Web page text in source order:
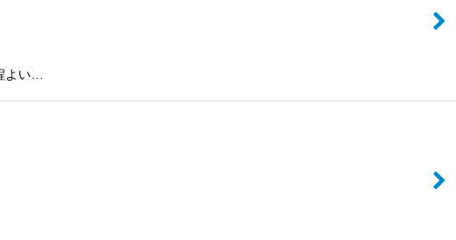
よい…